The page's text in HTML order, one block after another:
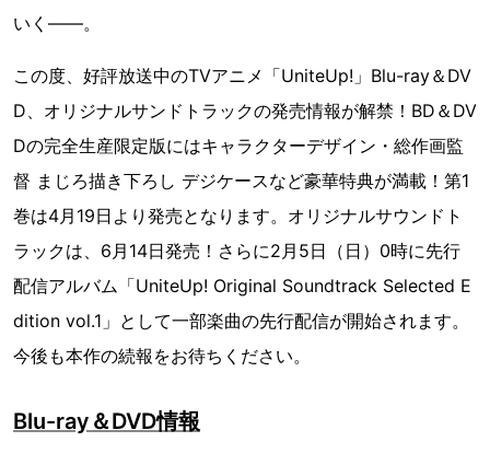
いく――。
この度、好評放送中のTVアニメ「UniteUp!」Blu-ray＆DV
D、オリジナルサンドトラックの発売情報が解禁！BD＆DV
Dの完全生産限定版にはキャラクターデザイン・総作画監
督 まじろ描き下ろし デジケースなど豪華特典が満載！第1
巻は4月19日より発売となります。オリジナルサウンドト
ラックは、6月14日発売！さらに2月5日（日）0時に先行
配信アルバム「UniteUp! Original Soundtrack Selected E
dition vol.1」として一部楽曲の先行配信が開始されます。
今後も本作の続報をお待ちください。
Blu-ray＆DVD情報